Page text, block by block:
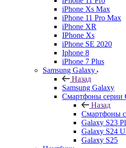
iPhone Xs Max
iPhone 11 Pro Max
iPhone XR
IPhone Xs
iPhone SE 2020
Iphone 8
iPhone 7 Plus
Samsung Galaxy
Назад
Samsung Galaxy
Смартфоны серии
Назад
Смартфоны
Galaxy S23
Galaxy S24
Galaxy S25